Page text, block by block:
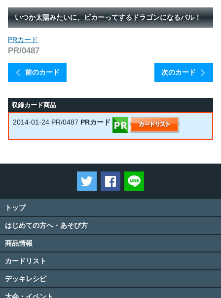
いつか太陽みたいに、ビカーってするドラゴンになるバル！
前のカード
PRカード
PR/0487
次のカード
収録カード商品
2014-01-24 PR/0487 PRカード
ツイートするFacebookでシェアする
トップ
はじめての方へ・あそび方
商品情報
カードリスト
デッキレシピ
大会・イベント